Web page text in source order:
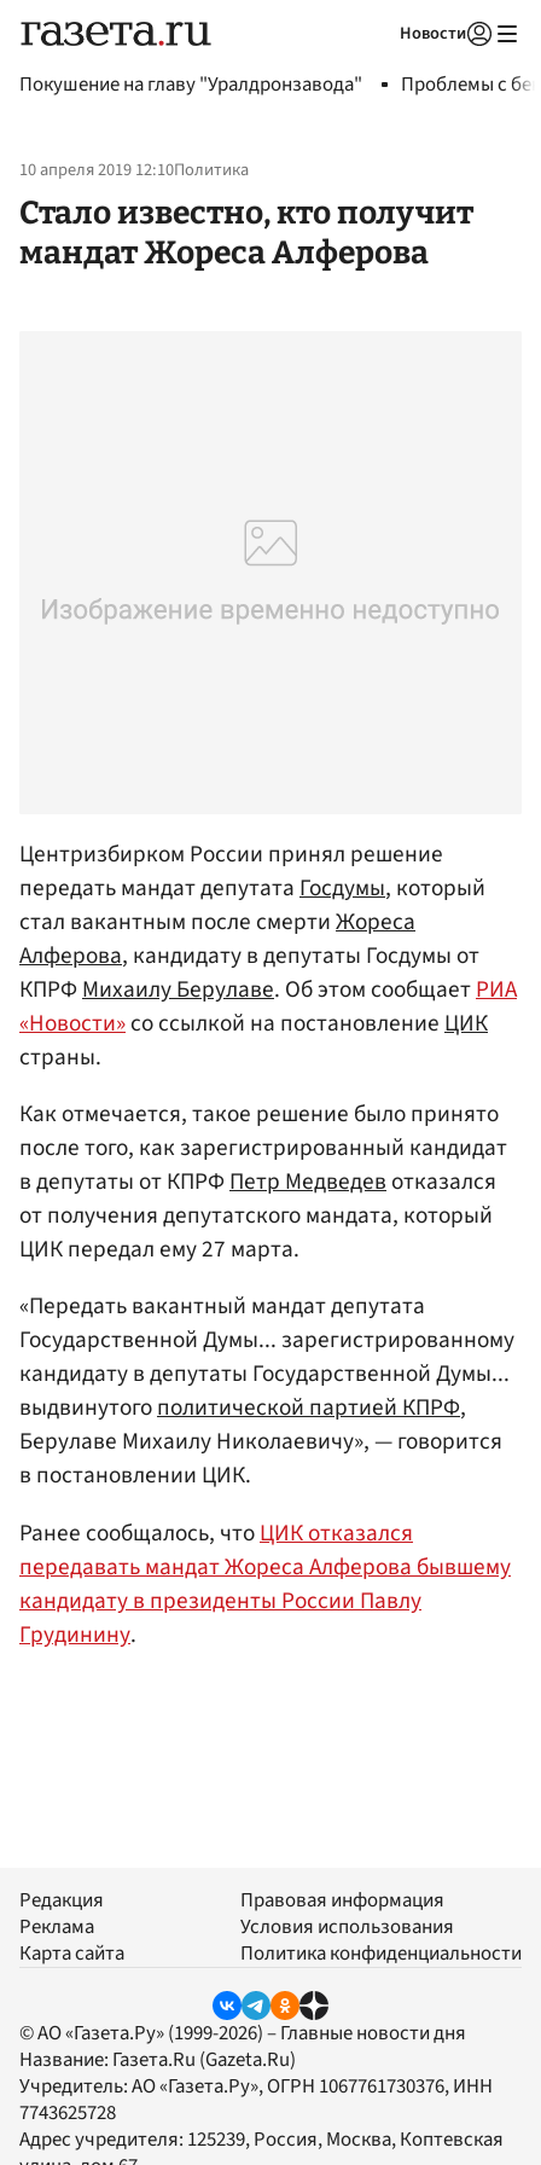
Новости
Покушение на главу "Уралдронзавода" Проблемы с
10 апреля 2019 12:10Политика
Стало известно, кто получит
мандат Жореса Алферова
Центризбирком России принял решение
передать мандат депутатаГосдумы, который
стал вакантным после смертиЖореса
Алферова, кандидату в депутаты Госдумы от
КПРФМихаилу Берулаве. Об этом сообщаетРИА
«Новости»со ссылкой на постановлениеЦИК
страны.
Как отмечается, такое решение было принято
после того, как зарегистрированный кандидат
в депутаты от КПРФПетр Медведевотказался
от получения депутатского мандата, который
ЦИК передал ему 27 марта.
«Передать вакантный мандат депутата
Государственной Думы... зарегистрированному
кандидату в депутаты Государственной Думы...
выдвинутогополитической партией КПРФ,
Берулаве Михаилу Николаевичу», — говорится
в постановлении ЦИК.
Ранее сообщалось, чтоЦИК отказался
передавать мандат Жореса Алферова бывшему
кандидату в президенты России Павлу
Грудинину.
Редакция
Реклама
Карта сайта
Правовая информация
Условия использования
Политика конфиденциальности
© АО «Газета.Ру» (1999-2026) – Главные новости дня
Название: Газета.Ru (Gazeta.Ru)
Учредитель:АО «Газета.Ру», ОГРН 1067761730376, ИНН
7743625728
Адрес учредителя: 125239, Россия, Москва, Коптевская